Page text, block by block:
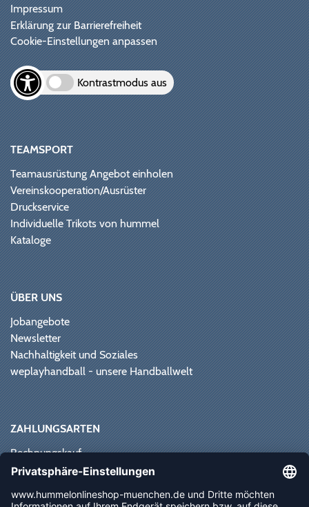
Impressum
Erklärung zur Barrierefreiheit
Cookie-Einstellungen anpassen
Kontrastmodus aus
TEAMSPORT
Teamausrüstung Angebot einholen
Vereinskooperation/Ausrüster
Druckservice
Individuelle Trikots von hummel
Kataloge
ÜBER UNS
Jobangebote
Newsletter
Nachhaltigkeit und Soziales
weplayhandball - unsere Handballwelt
ZAHLUNGSARTEN
Rechnungskauf
Paypal
Vorkasse